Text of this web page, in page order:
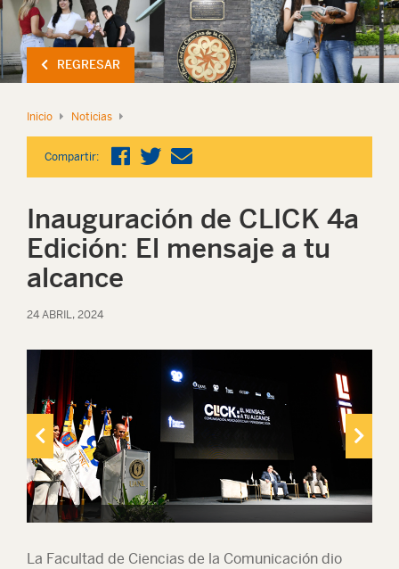
REGRESAR
Inicio Noticias
Compartir:
Inauguración de CLICK 4a
Edición: El mensaje a tu
alcance
24 ABRIL, 2024
La Facultad de Ciencias de la Comunicación dio